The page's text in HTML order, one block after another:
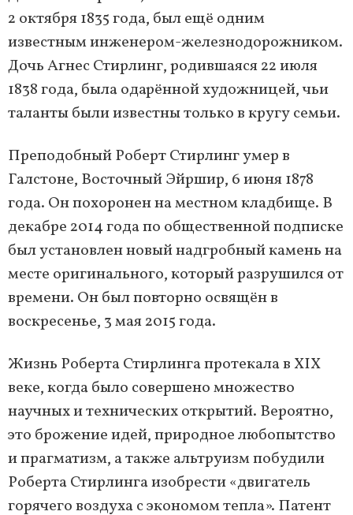
2 октября 1835 года, был ещё одним
известным инженером-железнодорожником.
Дочь Агнес Стирлинг, родившаяся 22 июля
1838 года, была одарённой художницей, чьи
таланты были известны только в кругу семьи.
Преподобный Роберт Стирлинг умер в
Галстоне, Восточный Эйршир, 6 июня 1878
года. Он похоронен на местном кладбище. В
декабре 2014 года по общественной подписке
был установлен новый надгробный камень на
месте оригинального, который разрушился от
времени. Он был повторно освящён в
воскресенье, 3 мая 2015 года.
Жизнь Роберта Стирлинга протекала в XIX
веке, когда было совершено множество
научных и технических открытий. Вероятно,
это брожение идей, природное любопытство
и прагматизм, а также альтруизм побудили
Роберта Стирлинга изобрести «двигатель
горячего воздуха с экономом тепла». Патент